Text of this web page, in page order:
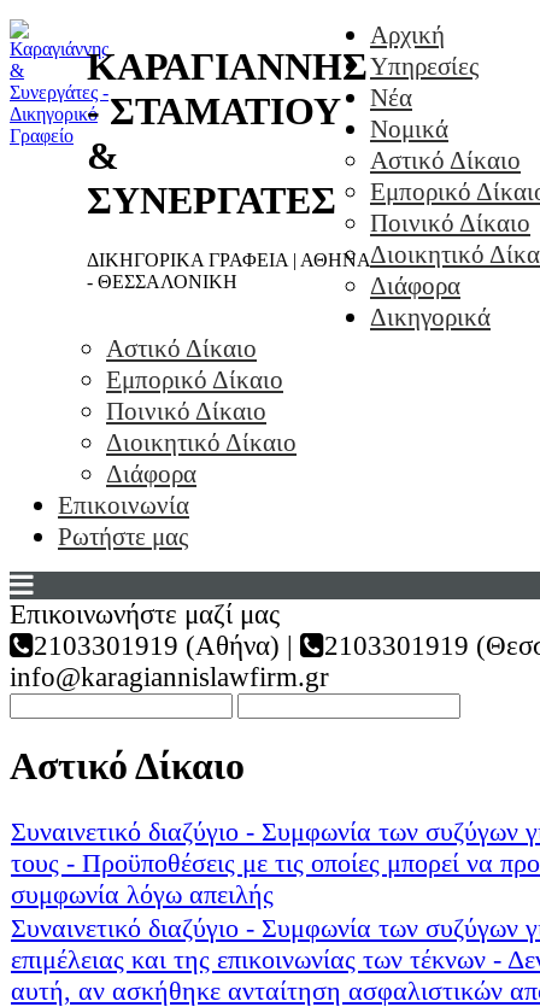
ΚΑΡΑΓΙΑΝΝΗΣ
- ΣΤΑΜΑΤΙΟΥ
&
ΣΥΝΕΡΓΑΤΕΣ
ΔΙΚΗΓΟΡΙΚΑ ΓΡΑΦΕΙΑ | ΑΘΗΝΑ
- ΘΕΣΣΑΛΟΝΙΚΗ
Αρχική
Υπηρεσίες
Νέα
Νομικά
Αστικό Δίκαιο
Εμπορικό
Ποινικό Δίκαιο
Διοικητικό
Διάφορα
Δικηγορικά
Αστικό Δίκαιο
Εμπορικό Δίκαιο
Ποινικό Δίκαιο
Διοικητικό Δίκαιο
Διάφορα
Επικοινωνία
Ρωτήστε μας
Επικοινωνήστε μαζί μας
2103301919 (Αθήνα) |
2103301919
info@karagiannislawfirm.gr
Αστικό Δίκαιο
Συναινετικό διαζύγιο - Συμφωνία των συζύγων
τους - Προϋποθέσεις με τις οποίες μπορεί να
συμφωνία λόγω απειλής
Συναινετικό διαζύγιο - Συμφωνία των συζύγων
επιμέλειας και της επικοινωνίας των τέκνων -
αυτή, αν ασκήθηκε ανταίτηση ασφαλιστικών